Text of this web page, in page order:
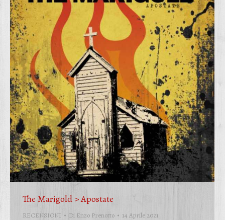
The Marigold > Apostate
RECENSIONI Di Enzo Prenotto 14 Aprile 2021